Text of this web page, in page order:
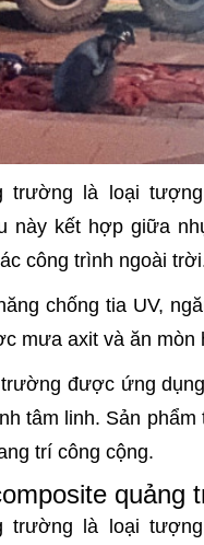
trường là loại
này kết hợp giữa
công trình ngoài
chống tia UV,
mưa axit và ăn mòn
được ứng
tâm linh. Sản
trí công cộng.
quảng
trường là loại